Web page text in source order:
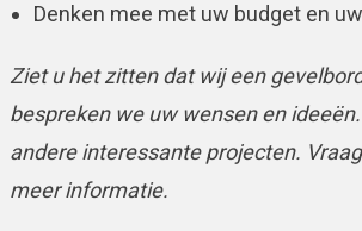
Denken mee met uw budget en
Ziet u het zitten dat wij een
bespreken we uw wensen en
andere interessante projecten.
meer informatie.